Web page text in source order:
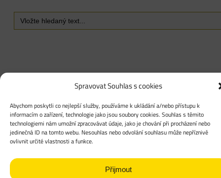
Spravovat Souhlas s cookies
Abychom poskytli co nejlepší služby, používáme k ukládání a/nebo přístupu k
informacím o zařízení, technologie jako jsou soubory cookies. Souhlas s těmito
technologiemi nám umožní zpracovávat údaje, jako je chování při procházení nebo
jedinečná ID na tomto webu. Nesouhlas nebo odvolání souhlasu může nepříznivě
ovlivnit určité vlastnosti a funkce.
Přijmout
Search
for: